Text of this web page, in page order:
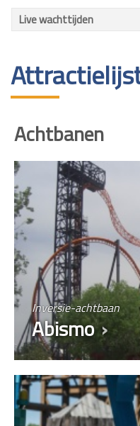
Live wachttijden
Achtbanen
Inversie-achtbaan
Abismo